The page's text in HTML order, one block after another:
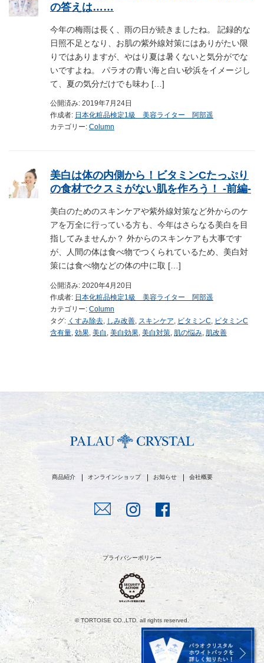
の答えは……
今年の梅雨は長く、雨の日が続きましたね。 記録的な
日照不足となり、お肌の紫外線対策にはありがたい限
りではありますが、やはり夏は暑くないと気分がでな
いですよね。 パラオの青い海と白い砂浜をイメージし
て、夏の気分だけでも味わ […]
公開済み: 2019年7月24日
作成者: 日本化粧品検定1級 美容ライター 阿部遥
カテゴリー: Column
美白は体の内側から！ビタミンCたっぷり
の食材でクスミがない肌を作ろう！ -前編-
美白のためのスキンケアや紫外線対策など外からのケ
アを万全に行っている方も、今年はさらなる美白を目
指してみませんか？ 外からのスキンケアも大事です
が、人間の体は食べ物でつくられているため、美白対
策には食べ物などの体の中に取 […]
公開済み: 2020年4月20日
作成者: 日本化粧品検定1級 美容ライター 阿部遥
カテゴリー: Column
タグ: くすみ除去 しみ改善 スキンケア ビタミンC
ビタミンC
含有量 効果 美白 美白効果 美白対策 肌の悩み 肌改善
商品紹介 オンラインショップ お知らせ 会社概要
プライバシーポリシー
© TORTOISE CO.,LTD. all rights reserved.